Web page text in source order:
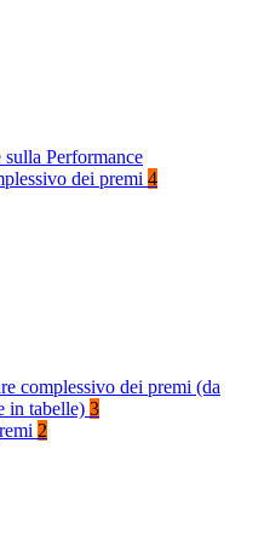
sulla Performance
dei premi 4
complessivo dei premi (da
in tabelle) 3
2